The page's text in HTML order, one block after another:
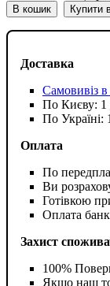
Доставка
Самовивіз
По Києву: 1
По Україні:
Оплата
По
Ви
Готівкою
Оплата
Захист
100%
Якщо наш
В кошик Купити